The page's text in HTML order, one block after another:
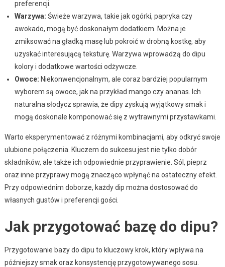
preferencji.
Warzywa: Świeże warzywa, takie jak ogórki, papryka czy
awokado, mogą być doskonałym dodatkiem. Można je
zmiksować na gładką masę lub pokroić w drobną kostkę, aby
uzyskać interesującą teksturę. Warzywa wprowadzą do dipu
kolory i dodatkowe wartości odżywcze.
Owoce: Niekonwencjonalnym, ale coraz bardziej popularnym
wyborem są owoce, jak na przykład mango czy ananas. Ich
naturalna słodycz sprawia, że dipy zyskują wyjątkowy smak i
mogą doskonale komponować się z wytrawnymi przystawkami.
Warto eksperymentować z różnymi kombinacjami, aby odkryć swoje
ulubione połączenia. Kluczem do sukcesu jest nie tylko dobór
składników, ale także ich odpowiednie przyprawienie. Sól, pieprz
oraz inne przyprawy mogą znacząco wpłynąć na ostateczny efekt.
Przy odpowiednim doborze, każdy dip można dostosować do
własnych gustów i preferencji gości.
Jak przygotować bazę do dipu?
Przygotowanie bazy do dipu to kluczowy krok, który wpływa na
późniejszy smak oraz konsystencję przygotowywanego sosu.